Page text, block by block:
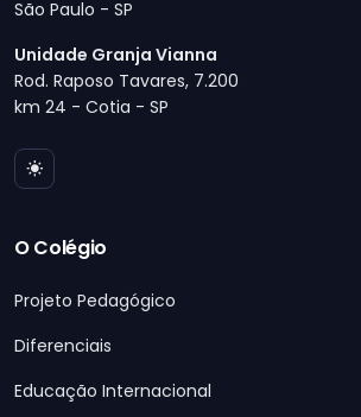
São Paulo - SP
Unidade Granja Vianna
Rod. Raposo Tavares, 7.200
km 24 - Cotia - SP
O Colégio
Projeto Pedagógico
Diferenciais
Educação Internacional